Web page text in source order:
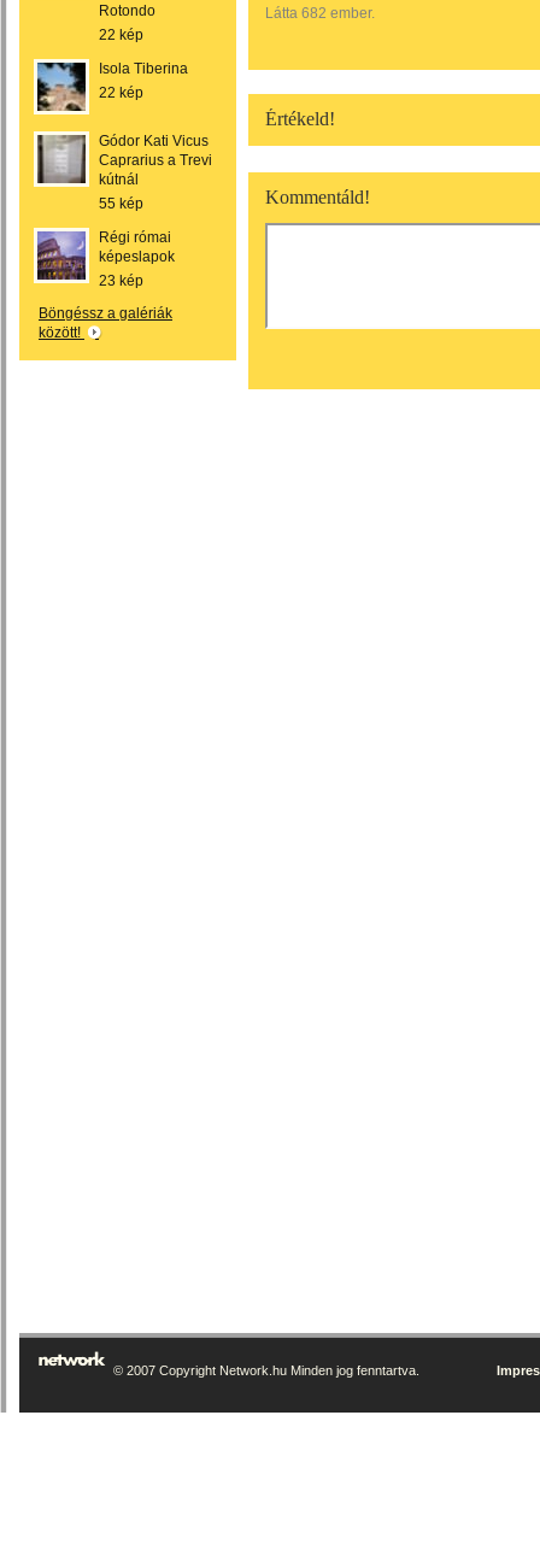
Rotondo
22 kép
Isola Tiberina
22 kép
Gódor Kati Vicus
Caprarius a Trevi
kútnál
55 kép
Régi római
képeslapok
23 kép
Böngéssz a galériák
között!
Látta 682 ember.
Értékeld!
Kommentáld!
© 2007 Copyright Network.hu Minden jog fenntartva.